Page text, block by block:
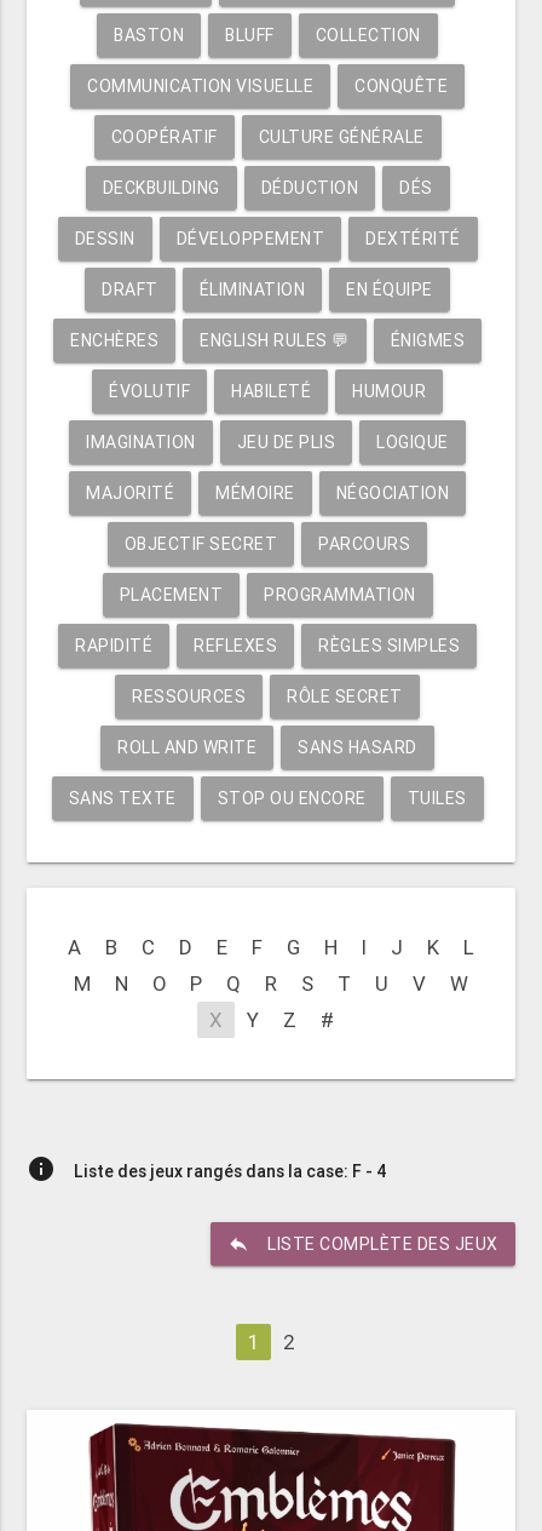
BASTON BLUFF COLLECTION
COMMUNICATION VISUELLE CONQUÊTE
COOPÉRATIF CULTURE GÉNÉRALE
DECKBUILDING DÉDUCTION DÉS
DESSIN DÉVELOPPEMENT DEXTÉRITÉ
DRAFT ÉLIMINATION EN ÉQUIPE
ENCHÈRES ENGLISH RULES 💬 ÉNIGMES
ÉVOLUTIF HABILETÉ HUMOUR
IMAGINATION JEU DE PLIS LOGIQUE
MAJORITÉ MÉMOIRE NÉGOCIATION
OBJECTIF SECRET PARCOURS
PLACEMENT PROGRAMMATION
RAPIDITÉ REFLEXES RÈGLES SIMPLES
RESSOURCES RÔLE SECRET
ROLL AND WRITE SANS HASARD
SANS TEXTE STOP OU ENCORE TUILES
A B C D E F G H I J K
L
M
N O P Q R S T U V
W
X
Y Z #
info Liste des jeux rangés dans la case: F - 4
reply LISTE COMPLÈTE DES JEUX
1 2